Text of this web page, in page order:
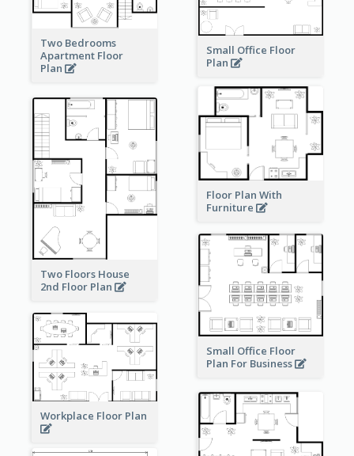
Two Bedrooms
Apartment Floor
Plan
Small Office Floor
Plan
Floor Plan With
Furniture
Two Floors House
2nd Floor Plan
Small Office Floor
Plan For Business
Workplace Floor Plan